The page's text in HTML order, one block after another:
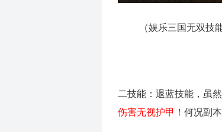
（娱乐三国无双技
二技能：退蓝技能，虽
伤害无视护甲 ！何况副